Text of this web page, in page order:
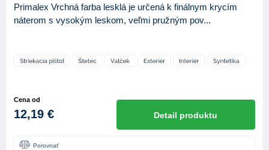
Primalex Vrchná farba lesklá je určená k finálnym krycím
náterom s vysokým leskom, veľmi pružným pov...
Cena od
12,19 € Detail produktu
Porovnať